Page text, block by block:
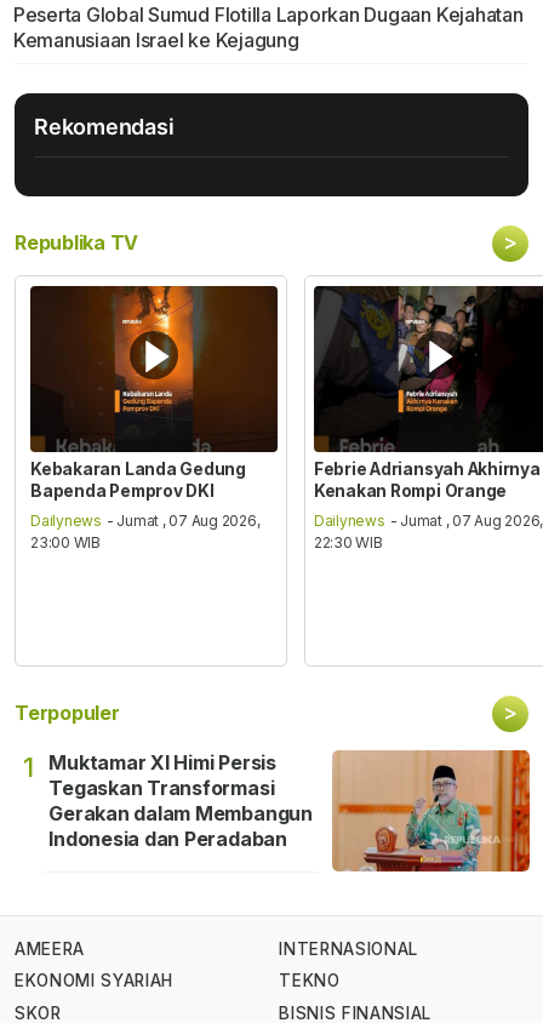
Peserta Global Sumud Flotilla Laporkan Dugaan Kejahatan
Kemanusiaan Israel ke Kejagung
Rekomendasi
Republika TV >
Kebakaran Landa Gedung
Bapenda Pemprov DKI
Dailynews - Jumat , 07 Aug 2026,
23:00 WIB
Febrie Adriansyah Akhirnya
Kenakan Rompi Orange
Dailynews - Jumat , 07 Aug 2026,
22:30 WIB
Terpopuler >
1
Muktamar XI Himi Persis
Tegaskan Transformasi
Gerakan dalam Membangun
Indonesia dan Peradaban
AMEERA
EKONOMI SYARIAH
SKOR
INTERNASIONAL
TEKNO
BISNIS FINANSIAL